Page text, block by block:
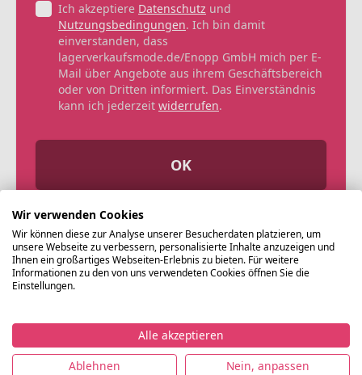
Ich akzeptiere Datenschutz und
Nutzungsbedingungen. Ich bin damit
einverstanden, dass
lagerverkaufsmode.de/Enopp GmbH mich per E-
Mail über Angebote aus ihrem Geschäftsbereich
oder von Dritten informiert. Das Einverständnis
kann ich jederzeit widerrufen.
OK
Lagerverkaufsmode.de
Impressum Datenschutz Nutzungsbedingungen
Wir verwenden Cookies
Wir können diese zur Analyse unserer Besucherdaten platzieren, um
unsere Webseite zu verbessern, personalisierte Inhalte anzuzeigen und
Ihnen ein großartiges Webseiten-Erlebnis zu bieten. Für weitere
Informationen zu den von uns verwendeten Cookies öffnen Sie die
Einstellungen.
Alle akzeptieren
Ablehnen
Nein, anpassen